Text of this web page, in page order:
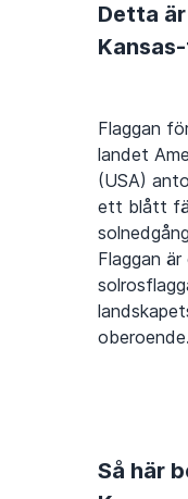
Detta
Flaggan
landet
(USA)
ett blått
Flaggan
oberoende.
Så här